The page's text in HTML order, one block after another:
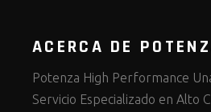
ACERCA DE
Potenza High Performance
Servicio Especializado en Alto